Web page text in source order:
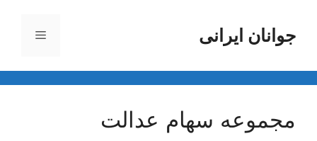
محتواجوانان ایرانی فهرست
مجموعه سهام عدالت